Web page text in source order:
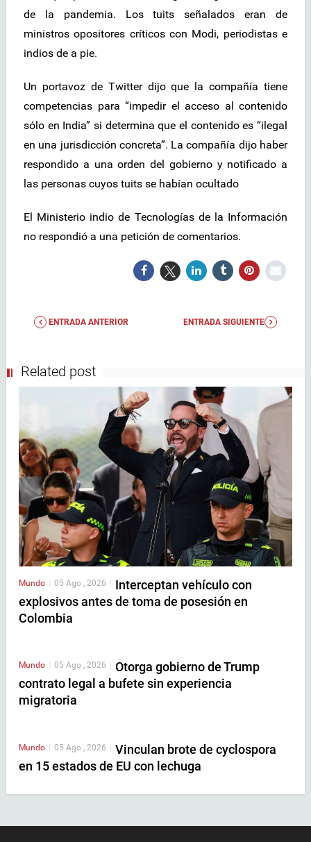
de la pandemia. Los tuits señalados eran de
ministros opositores críticos con Modi, periodistas e
indios de a pie.
Un portavoz de Twitter dijo que la compañía tiene
competencias para “impedir el acceso al contenido
sólo en India” si determina que el contenido es “ilegal
en una jurisdicción concreta”. La compañía dijo haber
respondido a una orden del gobierno y notificado a
las personas cuyos tuits se habían ocultado
El Ministerio indio de Tecnologías de la Información
no respondió a una petición de comentarios.
ENTRADA ANTERIOR ENTRADA SIGUIENTE
Related post
Mundo 05 Ago , 2026
Interceptan vehículo con
explosivos antes de toma de posesión en
Colombia
Mundo 05 Ago , 2026
Otorga gobierno de Trump
contrato legal a bufete sin experiencia
migratoria
Mundo 05 Ago , 2026
Vinculan brote de cyclospora
en 15 estados de EU con lechuga